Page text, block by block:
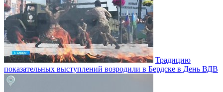
Традицию
показательных выступлений возродили в Бердске в День ВДВ